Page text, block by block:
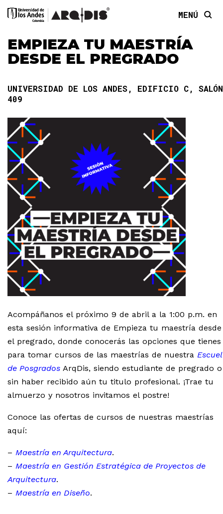
MENÚ
EMPIEZA TU MAESTRÍA
DESDE EL PREGRADO
UNIVERSIDAD DE LOS ANDES, EDIFICIO C, SALÓN
409
Acompáñanos el próximo 9 de abril a la 1:00 p.m. en
esta sesión informativa de Empieza tu maestría desde
el pregrado, donde conocerás las opciones que tienes
para tomar cursos de las maestrías de nuestra
de Posgrados ArqDis, siendo estudiante de pregrado o
sin haber recibido aún tu titulo profesional. ¡Trae tu
almuerzo y nosotros invitamos el postre!
Conoce las ofertas de cursos de nuestras maestrías
aquí:
– Maestría en Arquitectura.
– Maestría en Gestión Estratégica de Proyectos de
Arquitectura.
– Maestría en Diseño.